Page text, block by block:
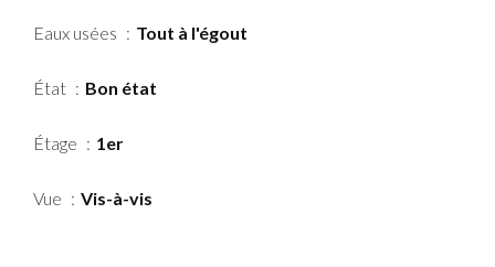
Eaux usées Tout à l'égout
État Bon état
Étage 1er
Vue Vis-à-vis